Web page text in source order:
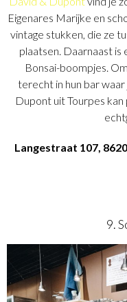
Eigenares Marijke en
vintage stukken, die ze
plaatsen. Daarnaast is
Bonsai-boompjes.
terecht in hun bar
Dupont uit Tourpes
Langestraat 107,
9.